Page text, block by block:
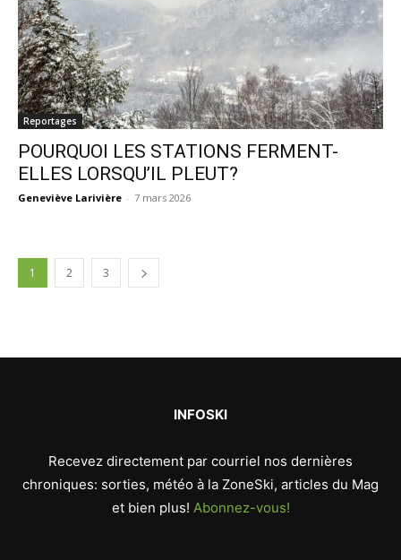
Reportages
POURQUOI LES STATIONS FERMENT-
ELLES LORSQU’IL PLEUT?
Geneviève Larivière - 7 mars 2026
1 2 3
INFOSKI
Recevez directement par courriel nos dernières
chroniques: sorties, météo à la ZoneSki, articles du Mag
et bien plus! Abonnez-vous!